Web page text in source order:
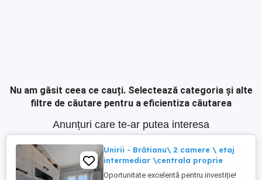
Nu am găsit ceea ce cauți. Selectează categoria și alte
filtre de căutare pentru a eficientiza căutarea
Anunțuri care te-ar putea interesa
Unirii - Brătianu\ 2 camere \ etaj
intermediar \centrala proprie
Oportunitate excelentă pentru investiție!